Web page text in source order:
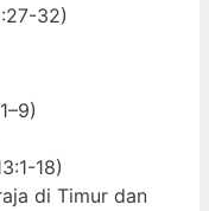
32)
18)
di Timur dan